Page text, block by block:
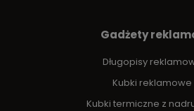
Gadżety
Długopisy
Kubki reklamowe
Kubki termiczne z